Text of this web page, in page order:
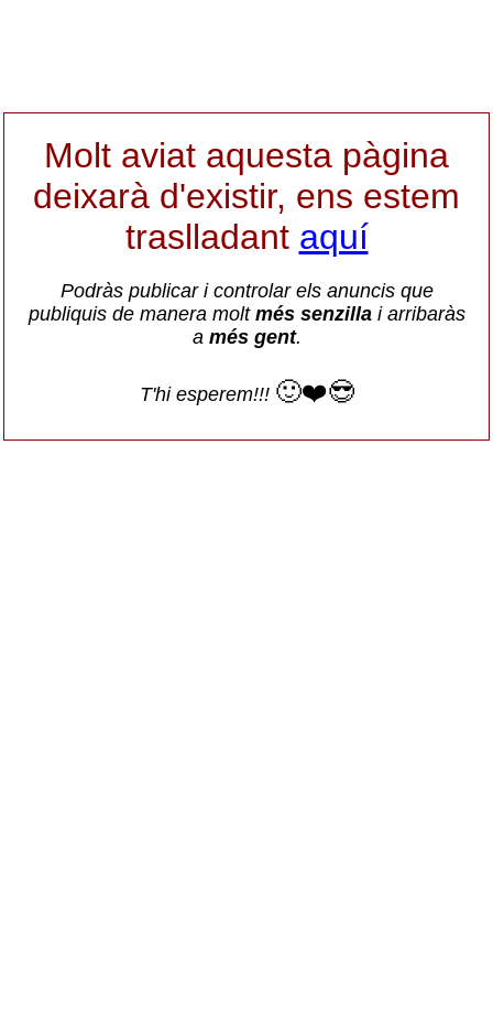
Molt aviat aquesta pàgina
deixarà d'existir, ens estem
traslladant aquí
Podràs publicar i controlar els anuncis que
publiquis de manera molt més senzillai arribaràs
a més gent.
T'hi esperem!!! 🙂❤️😎